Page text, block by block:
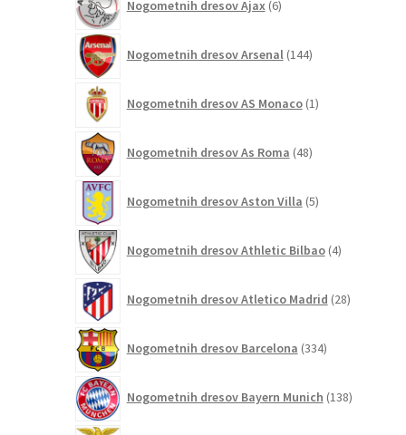
Nogometnih dresov Ajax 6izdelkov
Nogometnih dresov Arsenal 144izdelkov
Nogometnih dresov AS Monaco 1izdelek
Nogometnih dresov As Roma 48izdelkov
Nogometnih dresov Aston Villa 5izdelkov
Nogometnih dresov Athletic Bilbao 4izdelki
Nogometnih dresov Atletico Madrid 28izdelkov
Nogometnih dresov Barcelona 334izdelkov
Nogometnih dresov Bayern Munich 138izdelkov